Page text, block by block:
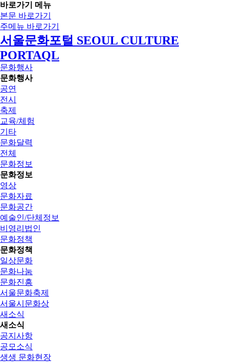
바로가기 메뉴
본문 바로가기
주메뉴 바로가기
서울문화포털 SEOUL CULTURE
PORTAQL
문화행사
문화행사
공연
전시
축제
교육/체험
기타
문화달력
전체
문화정보
문화정보
영상
문화자료
문화공간
예술인/단체정보
비영리법인
문화정책
문화정책
일상문화
문화나눔
문화진흥
서울문화축제
서울시문화상
새소식
새소식
공지사항
공모소식
생생 문화현장